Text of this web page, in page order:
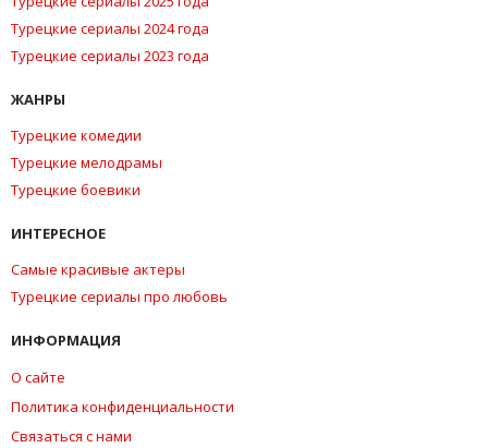
Турецкие сериалы 2024 года
Турецкие сериалы 2023 года
ЖАНРЫ
Турецкие комедии
Турецкие мелодрамы
Турецкие боевики
ИНТЕРЕСНОЕ
Самые красивые актеры
Турецкие сериалы про любовь
ИНФОРМАЦИЯ
О сайте
Политика конфиденциальности
Связаться с нами